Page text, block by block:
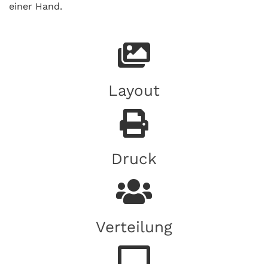
einer Hand.
Layout
Druck
Verteilung